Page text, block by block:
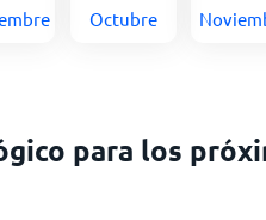
Octubre
para los